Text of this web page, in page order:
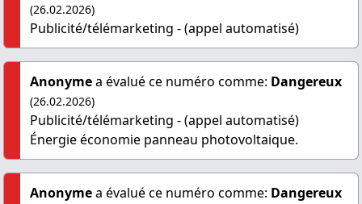
(26.02.2026)
Publicité/télémarketing - (appel automatisé)
Anonymea évalué ce numéro comme: Dangereux
(26.02.2026)
Publicité/télémarketing - (appel automatisé)
Énergie économie panneau photovoltaique.
Anonymea évalué ce numéro comme: Dangereux